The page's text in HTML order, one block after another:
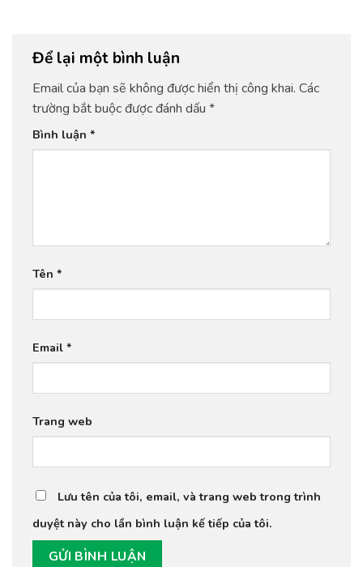
Để lại một bình luận
Email của bạn sẽ không được hiển thị công khai. Các
trường bắt buộc được đánh dấu *
Bình luận *
Tên *
Email *
Trang web
Lưu tên của tôi, email, và trang web trong trình
duyệt này cho lần bình luận kế tiếp của tôi.